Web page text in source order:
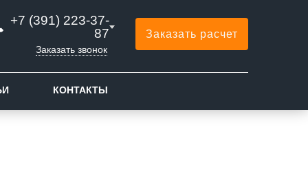
+7 (391) 223-37-
87
Заказать звонок
Заказать расчет
КОНТАКТЫ